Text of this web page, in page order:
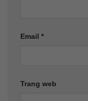
Email *
Trang web